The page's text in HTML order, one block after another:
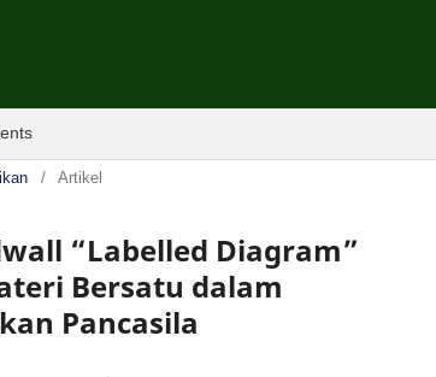
/ Artikel
“Labelled Diagram”
Bersatu dalam
Pancasila